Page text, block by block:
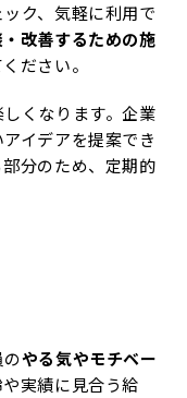
ク、気軽に利用で
改善するための施
ださい。
くなります。企業
イデアを提案でき
分のため、定期的
やる気やモチベー
実績に見合う給